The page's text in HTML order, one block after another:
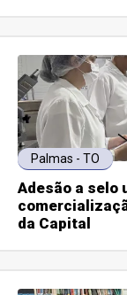
Palmas - TO
Adesão a selo
da Capital